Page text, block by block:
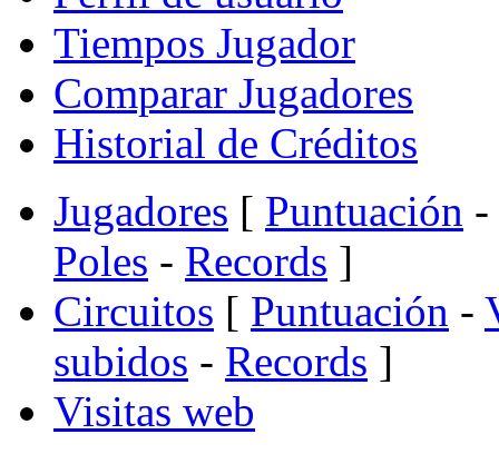
Tiempos Jugador
Comparar Jugadores
Historial de Créditos
Jugadores [ Puntuación -
Poles - Records ]
Circuitos [ Puntuación -
subidos - Records ]
Visitas web